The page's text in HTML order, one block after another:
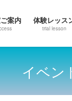
案内 体験レッス
trial lesson
イベン